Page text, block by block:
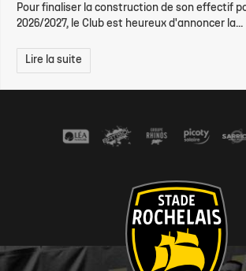
Pour finaliser la construction de son effectif
2026/2027, le Club est heureux d'annoncer la...
Lire la suite